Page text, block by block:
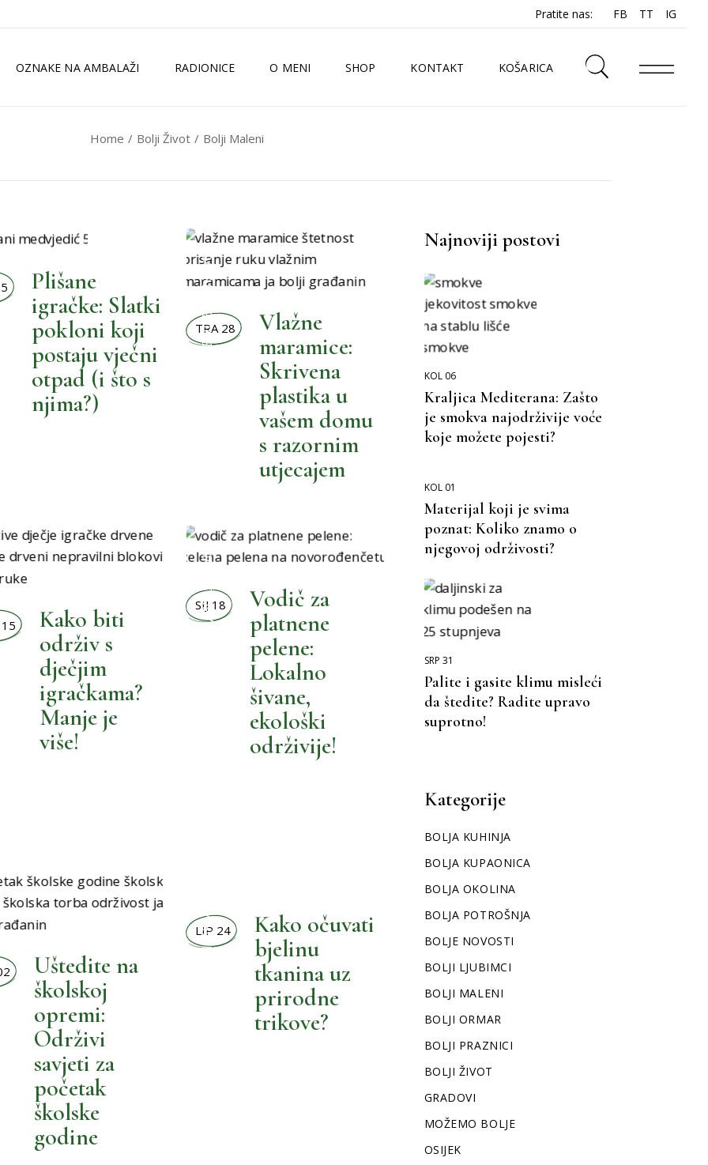
Pratite nas: FB TT IG
OZNAKE NA AMBALAŽI RADIONICE O MENI SHOP KONTAKT KOŠARICA
Home Bolji Život Bolji Maleni
Plišane
igračke: Slatki
pokloni koji
postaju vječni
otpad (i što s
njima?)
BOLJI MALENI
BOLJI ŽIVOT
TRA 28
Vlažne
maramice:
Skrivena
plastika u
vašem domu
s razornim
utjecajem
Kako biti
održiv s
dječjim
igračkama?
Manje je
više!
,
BOLJI ŽIVOT
SIJ 18
Vodič za
platnene
pelene:
Lokalno
šivane,
ekološki
održivije!
Uštedite na
školskoj
opremi:
Održivi
savjeti za
početak
školske
godine
BOLJI ORMAR
LIP 24
Kako očuvati
bjelinu
tkanina uz
prirodne
trikove?
Najnoviji postovi
KOL 06
Kraljica Mediterana: Zašto
je smokva najodrživije voće
koje možete pojesti?
KOL 01
Materijal koji je svima
poznat: Koliko znamo o
njegovoj održivosti?
SRP 31
Palite i gasite klimu misleći
da štedite? Radite upravo
suprotno!
Kategorije
BOLJA KUHINJA
BOLJA KUPAONICA
BOLJA OKOLINA
BOLJA POTROŠNJA
BOLJE NOVOSTI
BOLJI LJUBIMCI
BOLJI MALENI
BOLJI ORMAR
BOLJI PRAZNICI
BOLJI ŽIVOT
GRADOVI
MOŽEMO BOLJE
OSIJEK